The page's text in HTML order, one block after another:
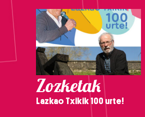
Zozketak
Lazkao Txikik 100 urte!